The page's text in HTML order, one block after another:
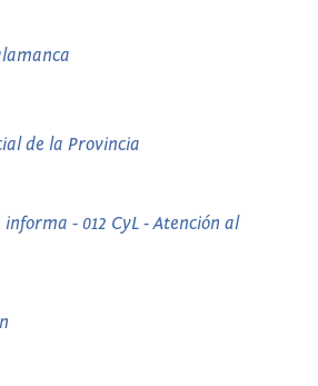
de la Provincia
- 012 CyL - Atención al